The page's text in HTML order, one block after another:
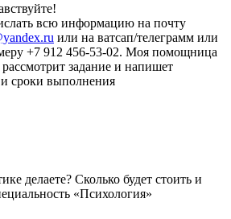
всю информацию на почту
или на ватсап/телеграмм или
+7 912 456-53-02. Моя помощница
задание и напишет
и сроки выполнения
делаете? Сколько будет стоить и
«Психология»